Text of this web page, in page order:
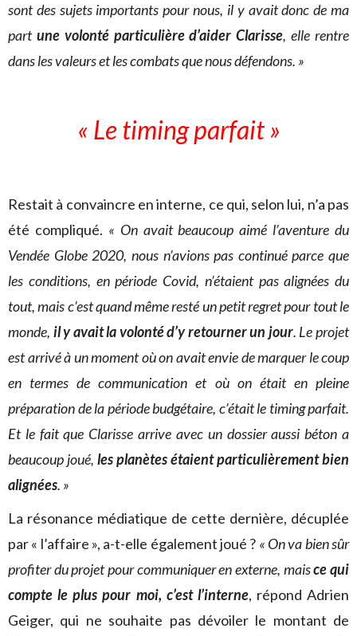
sont des sujets importants pour nous, il y avait donc de ma
part une volonté particulière d’aider Clarisse, elle rentre
dans les valeurs et les combats que nous défendons. »
« Le timing parfait »
Restait à convaincre en interne, ce qui, selon lui, n’a pas
été compliqué. « On avait beaucoup aimé l’aventure du
Vendée Globe 2020, nous n’avions pas continué parce que
les conditions, en période Covid, n’étaient pas alignées du
tout, mais c’est quand même resté un petit regret pour tout le
monde, il y avait la volonté d’y retourner un jour. Le projet
est arrivé à un moment où on avait envie de marquer le coup
en termes de communication et où on était en pleine
préparation de la période budgétaire, c’était le timing parfait.
Et le fait que Clarisse arrive avec un dossier aussi béton a
beaucoup joué, les planètes étaient particulièrement bien
alignées. »
La résonance médiatique de cette dernière, décuplée
par « l’affaire », a-t-elle également joué ? « On va bien sûr
profiter du projet pour communiquer en externe, maisce qui
compte le plus pour moi, c’est l’interne, répond Adrien
Geiger, qui ne souhaite pas dévoiler le montant de